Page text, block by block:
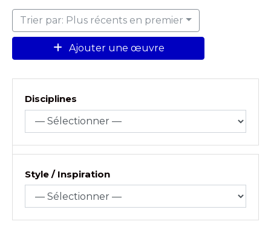
Trier par: Plus récents en premier
Ajouter une œuvre
Disciplines
Style / Inspiration